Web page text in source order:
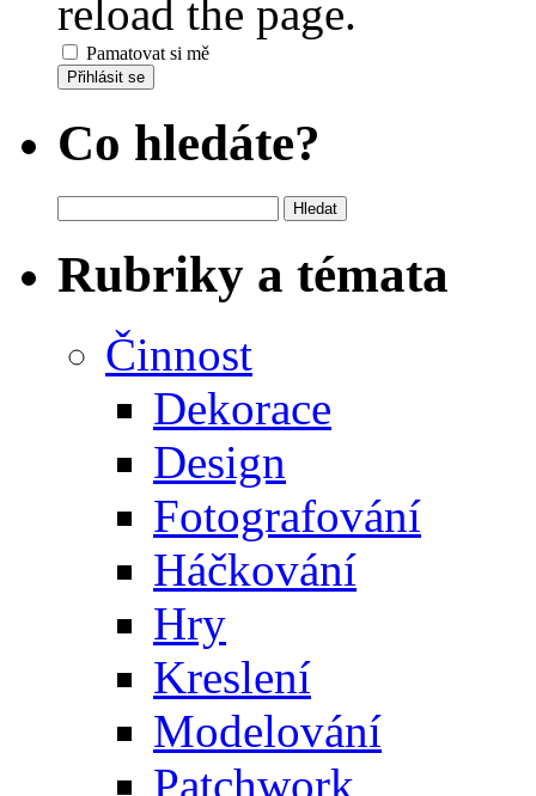
reload the page.
Pamatovat si mě
Přihlásit se
Co hledáte?
Rubriky a témata
Činnost
Dekorace
Design
Fotografování
Háčkování
Hry
Kreslení
Modelování
Patchwork